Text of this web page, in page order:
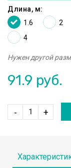
Длина, м:
1.6
2
4
Нужен другой
91.9 руб.
- +